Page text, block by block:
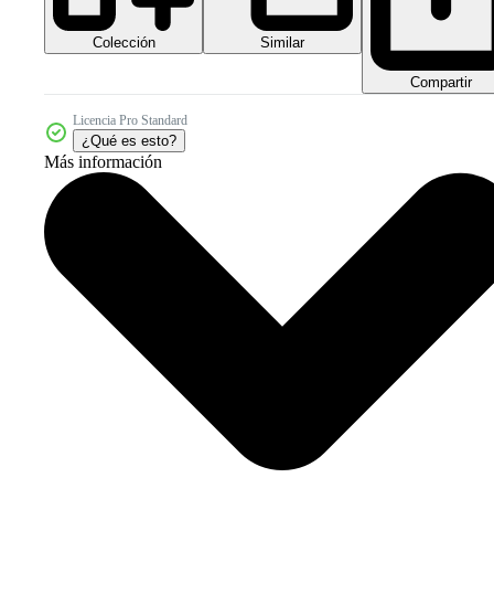
Colección Similar
Compartir
Licencia Pro Standard
¿Qué es esto?
Más información